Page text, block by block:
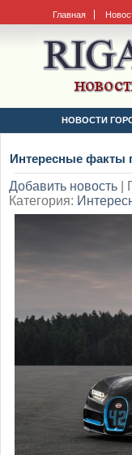
Главная
НОВОСТИ
Интересные факты
Добавить новость
Категория: